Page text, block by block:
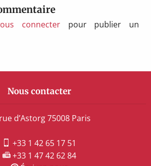
connecter pour publier un
Nous contacter
d’Astorg 75008 Paris
+33 1 42 65 17 51
+33 1 47 42 62 84